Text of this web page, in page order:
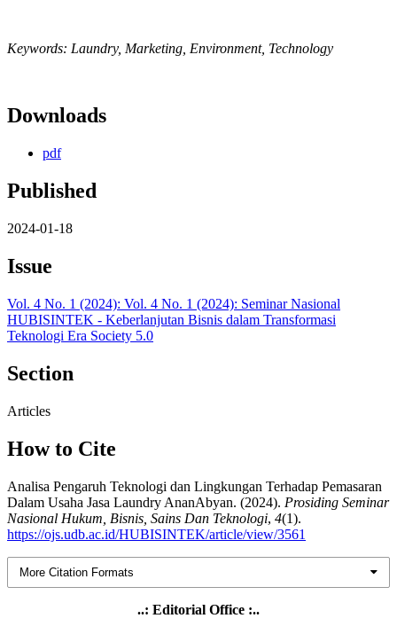
Keywords: Laundry, Marketing, Environment, Technology
Downloads
pdf
Published
2024-01-18
Issue
Vol. 4 No. 1 (2024): Vol. 4 No. 1 (2024): Seminar Nasional
HUBISINTEK - Keberlanjutan Bisnis dalam Transformasi
Teknologi Era Society 5.0
Section
Articles
How to Cite
Analisa Pengaruh Teknologi dan Lingkungan Terhadap Pemasaran
Dalam Usaha Jasa Laundry AnanAbyan. (2024). Prosiding Seminar
Nasional Hukum, Bisnis, Sains Dan Teknologi, 4(1).
https://ojs.udb.ac.id/HUBISINTEK/article/view/3561
More Citation Formats
..: Editorial Office :..